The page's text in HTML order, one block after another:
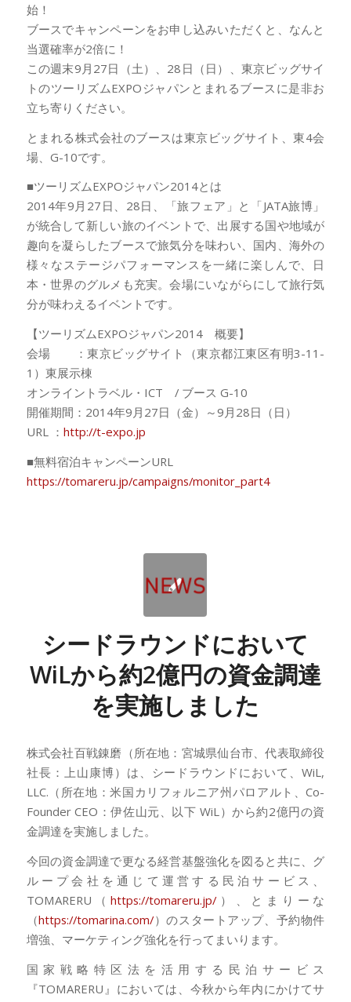
始！
ブースでキャンペーンをお申し込みいただくと、なんと
当選確率が2倍に！
この週末9月27日（土）、28日（日）、東京ビッグサイ
トのツーリズムEXPOジャパンとまれるブースに是非お
立ち寄りください。
とまれる株式会社のブースは東京ビッグサイト、東4会
場、G-10です。
■ツーリズムEXPOジャパン2014とは
2014年9月27日、28日、「旅フェア」と「JATA旅博」
が統合して新しい旅のイベントで、出展する国や地域が
趣向を凝らしたブースで旅気分を味わい、国内、海外の
様々なステージパフォーマンスを一緒に楽しんで、日
本・世界のグルメも充実。会場にいながらにして旅行気
分が味わえるイベントです。
【ツーリズムEXPOジャパン2014 概要】
会場 ：東京ビッグサイト（東京都江東区有明3-11-
1）東展示棟
オンライントラベル・ICT / ブース G-10
開催期間：2014年9月27日（金）～9月28日（日）
URL ： http://t-expo.jp
■無料宿泊キャンペーンURL
https://tomareru.jp/campaigns/monitor_part4
シードラウンドにおいて
WiLから約2億円の資金調達
を実施しました
株式会社百戦錬磨（所在地：宮城県仙台市、代表取締役
社長：上山康博）は、シードラウンドにおいて、WiL,
LLC.（所在地：米国カリフォルニア州パロアルト、Co-
Founder CEO：伊佐山元、以下 WiL）から約2億円の資
金調達を実施しました。
今回の資金調達で更なる経営基盤強化を図ると共に、グ
ループ会社を通じて運営する民泊サービス、
TOMARERU（https://tomareru.jp/）、とまりーな
（https://tomarina.com/）のスタートアップ、予約物件
増強、マーケティング強化を行ってまいります。
国家戦略特区法を活用する民泊サービス
『TOMARERU』においては、今秋から年内にかけてサ